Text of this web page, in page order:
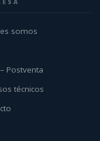
somos
Postventa
técnicos